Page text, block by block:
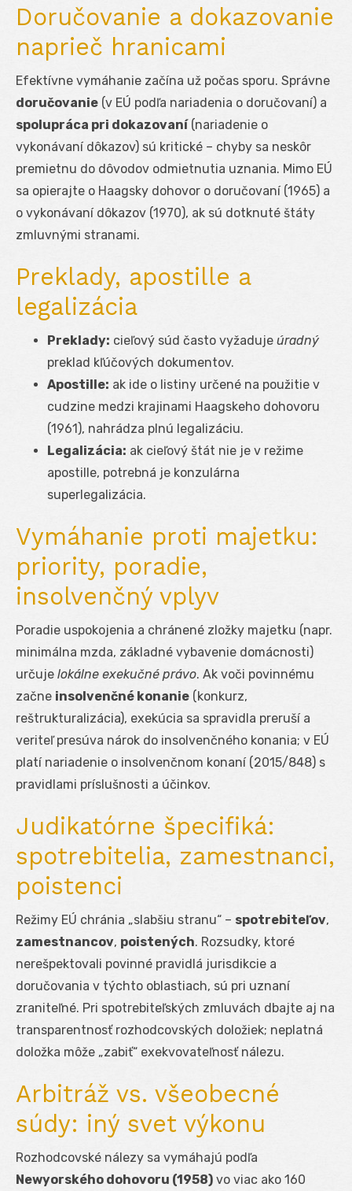
Doručovanie a dokazovanie
naprieč hranicami
Efektívne vymáhanie začína už počas sporu. Správne
doručovanie (v EÚ podľa nariadenia o doručovaní) a
spolupráca pri dokazovaní(nariadenie o
vykonávaní dôkazov) sú kritické – chyby sa neskôr
premietnu do dôvodov odmietnutia uznania. Mimo EÚ
sa opierajte o Haagsky dohovor o doručovaní (1965) a
o vykonávaní dôkazov (1970), ak sú dotknuté štáty
zmluvnými stranami.
Preklady, apostille a
legalizácia
Preklady: cieľový súd často vyžaduje úradný
preklad kľúčových dokumentov.
Apostille: ak ide o listiny určené na použitie v
cudzine medzi krajinami Haagskeho dohovoru
(1961), nahrádza plnú legalizáciu.
Legalizácia: ak cieľový štát nie je v režime
apostille, potrebná je konzulárna
superlegalizácia.
Vymáhanie proti majetku:
priority, poradie,
insolvenčný vplyv
Poradie uspokojenia a chránené zložky majetku (napr.
minimálna mzda, základné vybavenie domácnosti)
určuje lokálne exekučné právo. Ak voči povinnému
začne insolvenčné konanie (konkurz,
reštrukturalizácia), exekúcia sa spravidla preruší a
veriteľ presúva nárok do insolvenčného konania; v EÚ
platí nariadenie o insolvenčnom konaní (2015/848) s
pravidlami príslušnosti a účinkov.
Judikatórne špecifiká:
spotrebitelia, zamestnanci,
poistenci
Režimy EÚ chránia „slabšiu stranu“ – spotrebiteľov,
zamestnancov, poistených. Rozsudky, ktoré
nerešpektovali povinné pravidlá jurisdikcie a
doručovania v týchto oblastiach, sú pri uznaní
zraniteľné. Pri spotrebiteľských zmluvách dbajte aj na
transparentnosť rozhodcovských doložiek; neplatná
doložka môže „zabiť“ exekvovateľnosť nálezu.
Arbitráž vs. všeobecné
súdy: iný svet výkonu
Rozhodcovské nálezy sa vymáhajú podľa
Newyorského dohovoru (1958) vo viac ako 160